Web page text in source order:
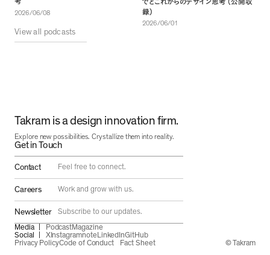
考
2026/06/08
でとこれからのデザイン思考 （公開収
録 ）
2026/06/01
View all podcasts
Takram is a design innovation firm.
Explore new possibilities. Crystallize them into reality.
Get in Touch
Contact Feel free to connect.
Careers Work and grow with us.
Newsletter
Subscribe to our updates.
Media
PodcastMagazine
Social
XInstagramnoteLinkedInGitHub
Privacy PolicyCode of Conduct Fact Sheet © Takram